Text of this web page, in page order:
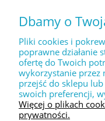
Dbamy o
Pliki cookies i
poprawne działanie
ofertę do Twoich
wykorzystanie przez
przejść do sklepu
swoich preferencji,
Więcej o plikach
prywatności.